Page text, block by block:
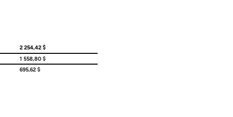
2 254,42 $
1 558,80 $
695,62 $